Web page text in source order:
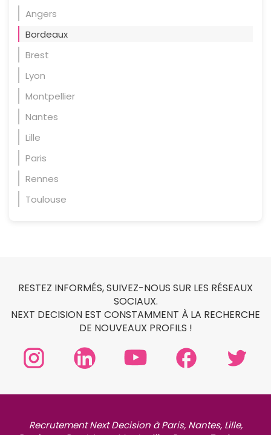
Angers
Bordeaux
Brest
Lyon
Montpellier
Nantes
Lille
Paris
Rennes
Toulouse
RESTEZ INFORMÉS, SUIVEZ-NOUS SUR LES RÉSEAUX
SOCIAUX.
NEXT DECISION EST CONSTAMMENT À LA RECHERCHE
DE NOUVEAUX PROFILS !
Recrutement Next Decision à Paris, Nantes, Lille,